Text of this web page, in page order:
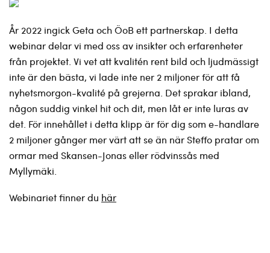
År 2022 ingick Geta och ÖoB ett partnerskap. I detta
webinar delar vi med oss av insikter och erfarenheter
från projektet. Vi vet att kvalitén rent bild och ljudmässigt
inte är den bästa, vi lade inte ner 2 miljoner för att få
nyhetsmorgon-kvalité på grejerna. Det sprakar ibland,
någon suddig vinkel hit och dit, men låt er inte luras av
det. För innehållet i detta klipp är för dig som e-handlare
2 miljoner gånger mer värt att se än när Steffo pratar om
ormar med Skansen-Jonas eller rödvinssås med
Myllymäki.
Webinariet finner du här